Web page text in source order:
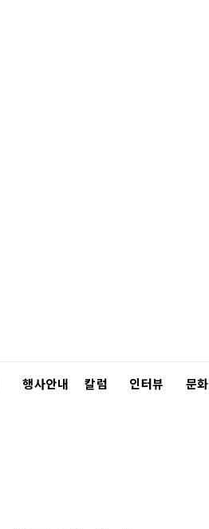
행사안내 칼럼 인터뷰 문화